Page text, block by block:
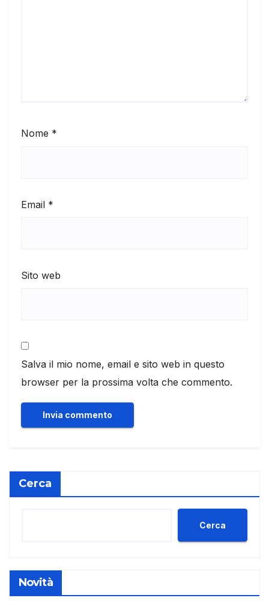
Nome *
Email *
Sito web
Salva il mio nome, email e sito web in questo
browser per la prossima volta che commento.
Cerca
Cerca
Novità